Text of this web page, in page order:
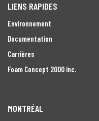
LIENS RAPIDES
Environnement
Documentation
Carrières
Foam Concept 2000 inc.
MONTRÉAL